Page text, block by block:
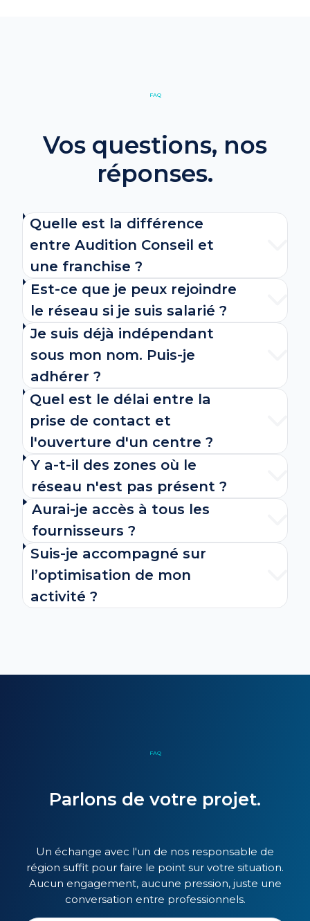
FAQ
Vos questions, nos
réponses.
Quelle est la différence
entre Audition Conseil et
une franchise ?
Est-ce que je peux rejoindre
le réseau si je suis salarié ?
Je suis déjà indépendant
sous mon nom. Puis-je
adhérer ?
Quel est le délai entre la
prise de contact et
l'ouverture d'un centre ?
Y a-t-il des zones où le
réseau n'est pas présent ?
Aurai-je accès à tous les
fournisseurs ?
Suis-je accompagné sur
l’optimisation de mon
activité ?
FAQ
Parlons de votre projet.
Un échange avec l'un de nos responsable de
région suffit pour faire le point sur votre situation.
Aucun engagement, aucune pression, juste une
conversation entre professionnels.